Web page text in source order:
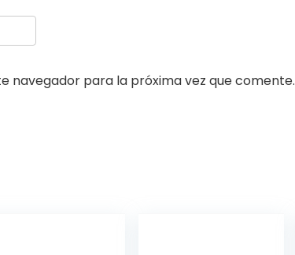
navegador para la próxima vez que comente.